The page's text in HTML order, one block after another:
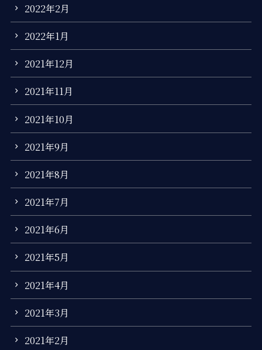
2022年2月
2022年1月
2021年12月
2021年11月
2021年10月
2021年9月
2021年8月
2021年7月
2021年6月
2021年5月
2021年4月
2021年3月
2021年2月